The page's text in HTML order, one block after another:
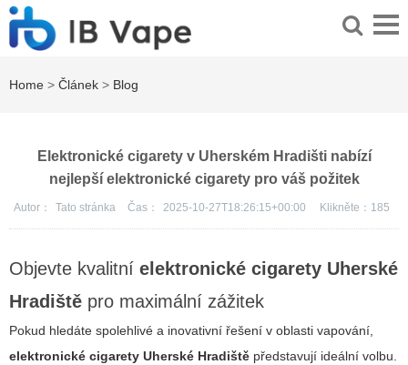
Home > Článek > Blog
Elektronické cigarety v Uherském Hradišti nabízí
nejlepší elektronické cigarety pro váš požitek
Autor： Tato stránka Čas： 2025-10-27T18:26:15+00:00 Klikněte： 185
Objevte kvalitní elektronické cigarety Uherské
Hradiště pro maximální zážitek
Pokud hledáte spolehlivé a inovativní řešení v oblasti vapování,
elektronické cigarety Uherské Hradiště představují ideální volbu.